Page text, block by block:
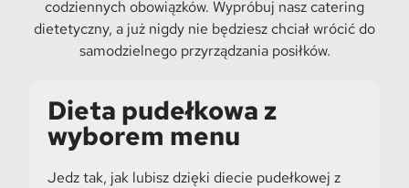
codziennych obowiązków. Wypróbuj nasz catering
dietetyczny, a już nigdy nie będziesz chciał wrócić do
samodzielnego przyrządzania posiłków.
Dieta pudełkowa z
wyborem menu
Jedz tak, jak lubisz dzięki diecie pudełkowej z